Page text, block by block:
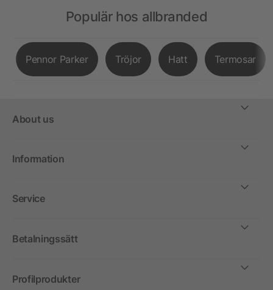
Populär hos allbranded
Pennor Parker Tröjor Hatt Termosar
About us
Information
Service
Betalningssätt
Profilprodukter